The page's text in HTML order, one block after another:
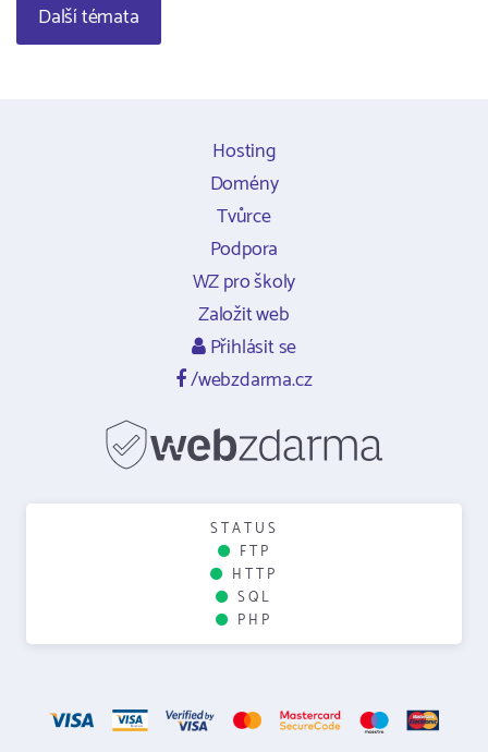
Další témata
Hosting
Domény
Tvůrce
Podpora
WZ pro školy
Založit web
Přihlásit se
/webzdarma.cz
STATUS
FTP
HTTP
SQL
PHP